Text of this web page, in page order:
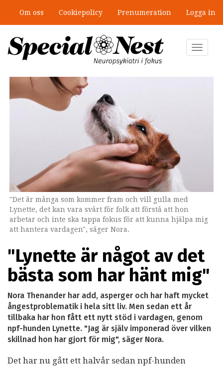
huvudinnehåll
Om oss Cookiepolicy Prenumeration Logga in
Toggle
"Det är många som kommer fram och vill gulla med
Lynette, det kan vara svårt för folk att förstå att hon
arbetar och inte ska tappa fokus för att kunna hjälpa mig
att hantera vardagen", säger Nora.
"Lynette är något av det
bästa som har hänt mig"
Nora Thenander har add, asperger och har haft mycket
ångestproblematik i hela sitt liv. Men sedan ett år
tillbaka har hon fått ett nytt stöd i vardagen, genom
npf-hunden Lynette. "Jag är själv imponerad över vilken
skillnad hon har gjort för mig", säger Nora.
Det har nu gått ett halvår sedan npf-hunden
Mobbning vid autism och adhd: 4